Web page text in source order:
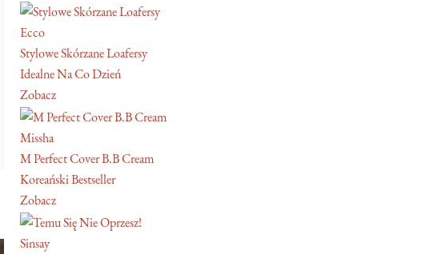
Ecco
Stylowe Skórzane Loafersy
Idealne Na Co Dzień
Zobacz
Missha
M Perfect Cover B.B Cream
Koreański Bestseller
Zobacz
Sinsay